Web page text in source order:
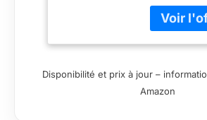
turbo -
Moteur
HM650E
Vitesse
fonction
HM650E
Disponibilité et prix à jour –
Amazon